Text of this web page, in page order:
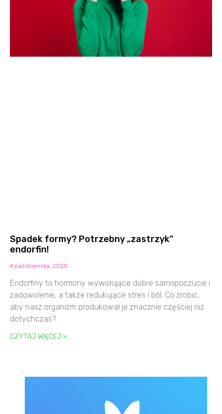
Spadek formy? Potrzebny „zastrzyk”
endorfin!
4 października, 2020
Endorfiny to hormony wywołujące dobre samopoczucie i
zadowolenie, a także redukujące stres i ból. Co zrobić,
aby nasz organizm produkował je znacznie częściej niż
dotychczas?
CZYTAJ WIĘCEJ »